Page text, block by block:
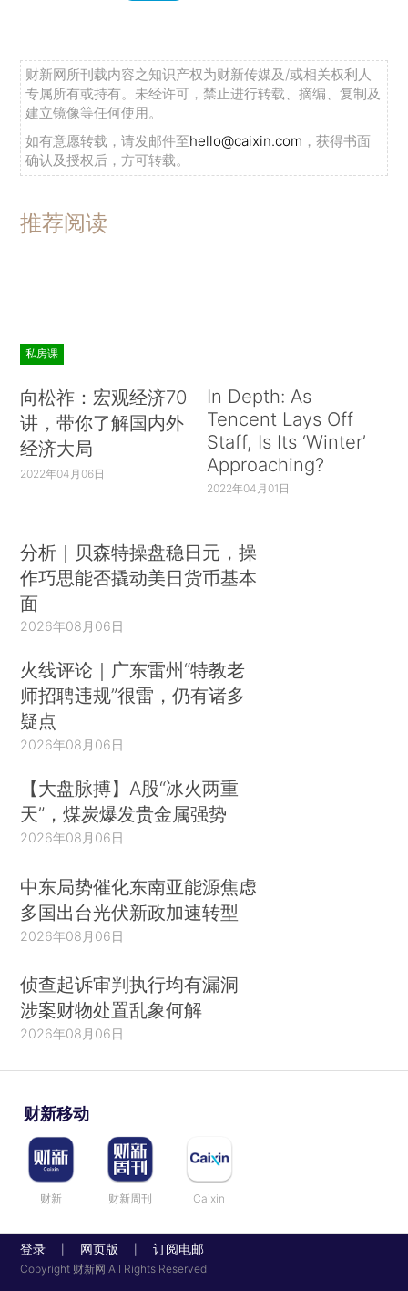
财新网所刊载内容之知识产权为财新传媒及/或相关权利人
专属所有或持有。未经许可，禁止进行转载、摘编、复制及
建立镜像等任何使用。
如有意愿转载，请发邮件至hello@caixin.com ，获得书面
确认及授权后，方可转载。
推荐阅读
私房课
向松祚：宏观经济70
讲，带你了解国内外
经济大局
2022年04月06日
In Depth: As
Tencent Lays Off
Staff, Is Its ‘Winter’
Approaching?
2022年04月01日
分析｜贝森特操盘稳日元，操
作巧思能否撬动美日货币基本
面
2026年08月06日
火线评论｜广东雷州“特教老
师招聘违规”很雷，仍有诸多
疑点
2026年08月06日
【大盘脉搏】A股“冰火两重
天”，煤炭爆发贵金属强势
2026年08月06日
中东局势催化东南亚能源焦虑
多国出台光伏新政加速转型
2026年08月06日
侦查起诉审判执行均有漏洞
涉案财物处置乱象何解
2026年08月06日
财新移动
财新 财新周刊 Caixin
登录 网页版 订阅电邮
Copyright 财新网 All Rights Reserved